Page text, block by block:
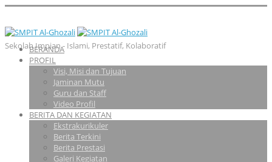
Sekolah Impian - Islami, Prestatif, Kolaboratif
BERANDA
PROFIL
Visi, Misi dan Tujuan
Jaminan Mutu
Guru dan Staff
Video Profil
BERITA DAN KEGIATAN
Ekstrakurikuler
Berita Terkini
Berita Prestasi
Galeri Kegiatan